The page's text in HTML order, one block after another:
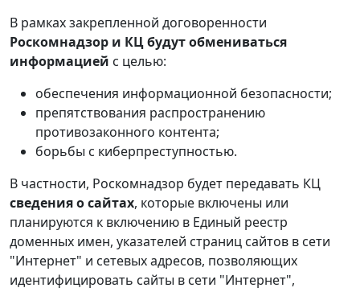
В рамках закрепленной договоренности
Роскомнадзор и КЦ будут обмениваться
информацией с целью:
обеспечения информационной безопасности;
препятствования распространению
противозаконного контента;
борьбы с киберпреступностью.
В частности, Роскомнадзор будет передавать КЦ
сведения о сайтах, которые включены или
планируются к включению в Единый реестр
доменных имен, указателей страниц сайтов в сети
"Интернет" и сетевых адресов, позволяющих
идентифицировать сайты в сети "Интернет",